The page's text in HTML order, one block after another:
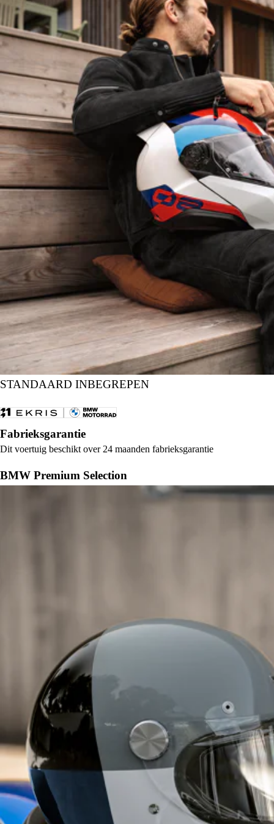
STANDAARD INBEGREPEN
Fabrieksgarantie
Dit voertuig beschikt over 24 maanden fabrieksgarantie
BMW Premium Selection